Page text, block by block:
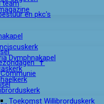
team
en pkc's
Dymphnakapel
Toekomst Willibrorduskerk
✝